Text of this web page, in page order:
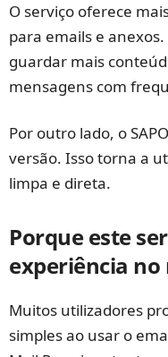
O serviço oferece
para emails e
guardar mais
mensagens com
Por outro lado, o
versão. Isso torna a
limpa e direta.
Porque este
experiência no
Muitos utilizadores
simples ao usar o